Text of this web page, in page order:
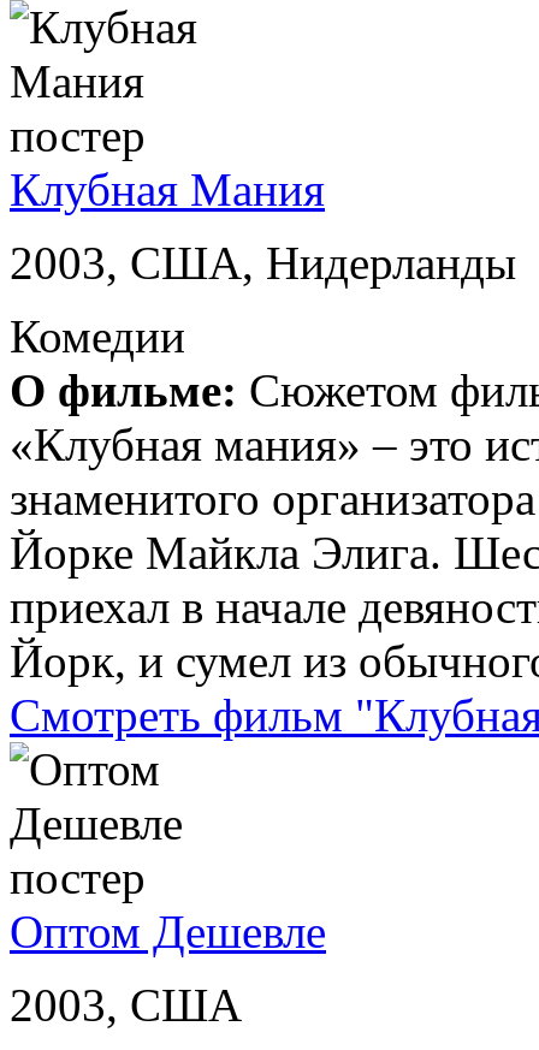
Клубная Мания
2003, США, Нидерланды
Комедии
О фильме: Сюжетом
«Клубная мания» – это
знаменитого
Йорке Майкла Элига.
приехал в начале
Йорк, и сумел из
Смотреть фильм
Оптом Дешевле
2003, США